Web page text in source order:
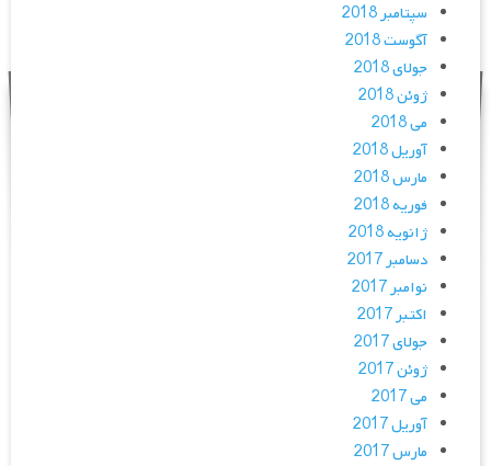
سپتامبر 2018
آگوست 2018
جولای 2018
ژوئن 2018
می 2018
آوریل 2018
مارس 2018
فوریه 2018
ژانویه 2018
دسامبر 2017
نوامبر 2017
اکتبر 2017
جولای 2017
ژوئن 2017
می 2017
آوریل 2017
مارس 2017